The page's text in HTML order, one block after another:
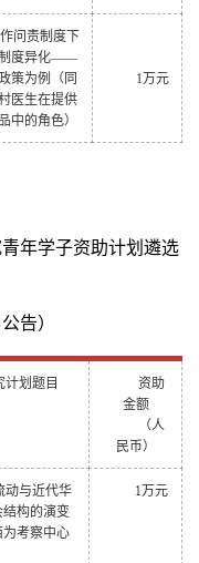
问责制度下
制度异化——
策为例（同
医生在提供
中的角色）
1万元
年学子资助计划遴选
告）
计划题目
资助
金额
（人
民币）
动与近代华
构的演变
考察中心
1万元